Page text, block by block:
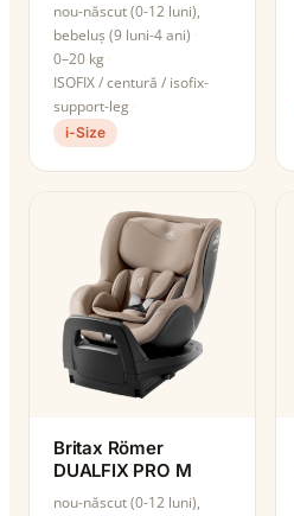
nou-născut (0-12 luni),
bebeluș (9 luni-4 ani)
0–20 kg
ISOFIX / centură / isofix-
support-leg
i-Size
Britax Römer
DUALFIX PRO M
nou-născut (0-12 luni),